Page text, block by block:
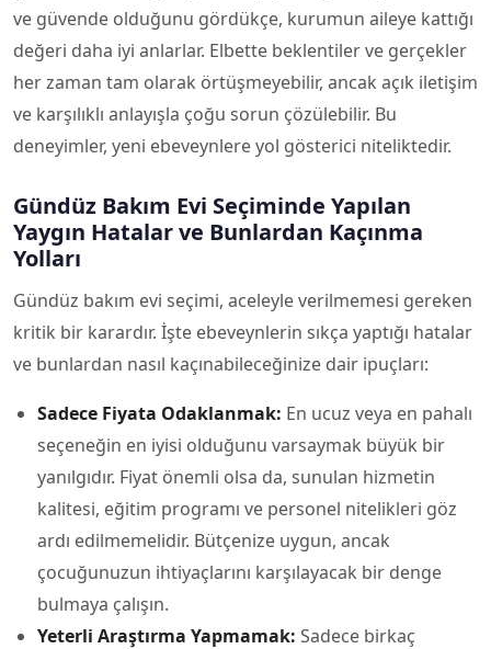
ve güvende olduğunu gördükçe, kurumun aileye kattığı
değeri daha iyi anlarlar. Elbette beklentiler ve gerçekler
her zaman tam olarak örtüşmeyebilir, ancak açık iletişim
ve karşılıklı anlayışla çoğu sorun çözülebilir. Bu
deneyimler, yeni ebeveynlere yol gösterici niteliktedir.
Gündüz Bakım Evi Seçiminde Yapılan
Yaygın Hatalar ve Bunlardan Kaçınma
Yolları
Gündüz bakım evi seçimi, aceleyle verilmemesi gereken
kritik bir karardır. İşte ebeveynlerin sıkça yaptığı hatalar
ve bunlardan nasıl kaçınabileceğinize dair ipuçları:
Sadece Fiyata Odaklanmak: En ucuz veya en pahalı
seçeneğin en iyisi olduğunu varsaymak büyük bir
yanılgıdır. Fiyat önemli olsa da, sunulan hizmetin
kalitesi, eğitim programı ve personel nitelikleri göz
ardı edilmemelidir. Bütçenize uygun, ancak
çocuğunuzun ihtiyaçlarını karşılayacak bir denge
bulmaya çalışın.
Yeterli Araştırma Yapmamak: Sadece birkaç